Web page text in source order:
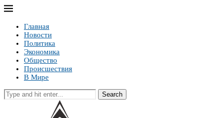
Главная
Новости
Политика
Экономика
Общество
Происшествия
В Мире
Search